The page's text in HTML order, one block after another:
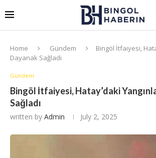
Home Gündem
Bingöl İtfaiyesi,
Dayanak Sağladı
Gündem
Bingöl İtfaiyesi, Hatay’daki
Sağladı
written by Admin July 2, 2025